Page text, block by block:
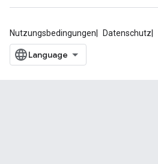
Nutzungsbedingungen Datenschutz